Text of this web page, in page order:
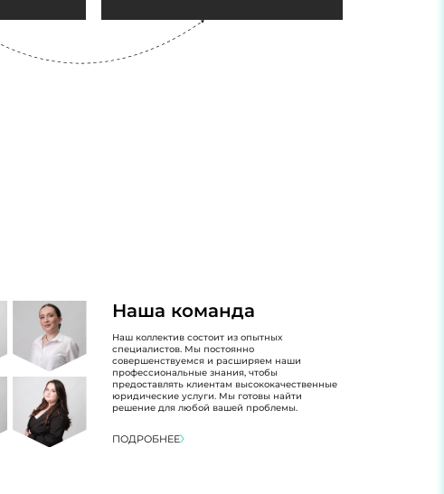
Наша команда
Наш коллектив состоит из опытных
специалистов. Мы постоянно
совершенствуемся и расширяем наши
профессиональные знания, чтобы
предоставлять клиентам высококачественные
юридические услуги. Мы готовы найти
решение для любой вашей проблемы.
ПОДРОБНЕЕ